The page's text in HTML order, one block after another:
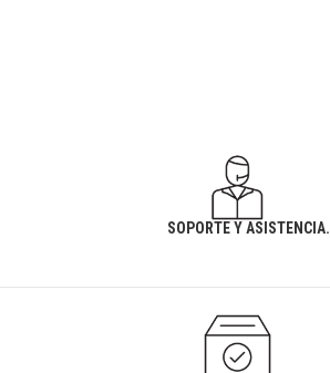
SOPORTE Y ASISTENCIA.